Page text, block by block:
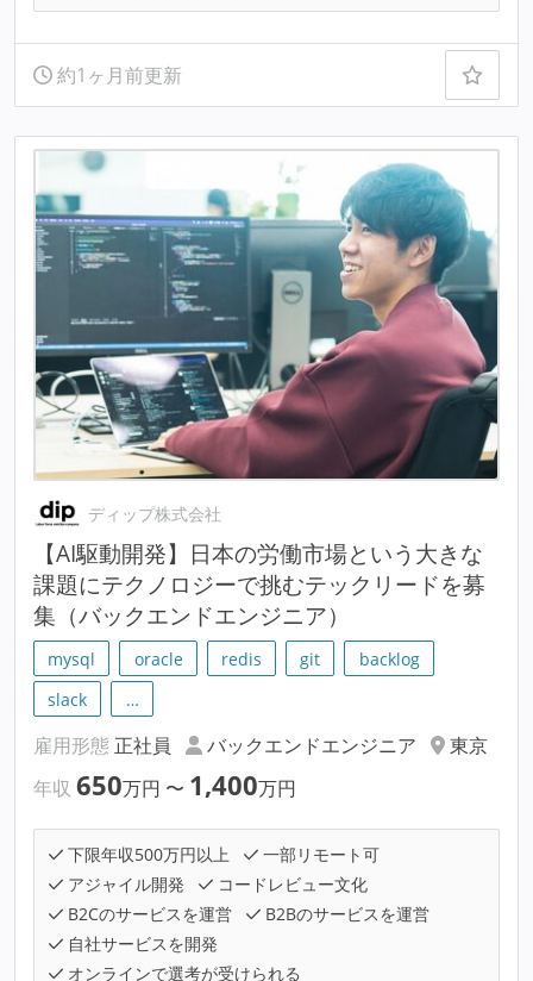
約1ヶ月前更新
ディップ株式会社
【AI駆動開発】日本の労働市場という大きな
課題にテクノロジーで挑むテックリードを募
集（バックエンドエンジニア）
mysql oracle redis git
backlog
slack
…
雇用形態 正社員 バックエンドエンジニア
東京
年収 650万円 〜 1,400万円
下限年収500万円以上
一部リモート可
アジャイル開発
コードレビュー文化
B2Cのサービスを運営
B2Bのサービスを運営
自社サービスを開発
オンラインで選考が受けられる